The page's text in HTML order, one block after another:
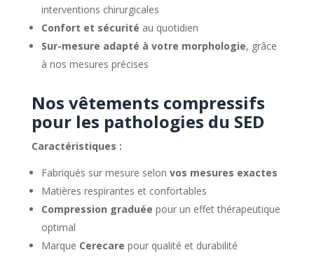
interventions chirurgicales
Confort et sécurité au quotidien
Sur-mesure adapté à votre morphologie, grâce
à nos mesures précises
Nos vêtements compressifs
pour les pathologies du SED
Caractéristiques :
Fabriqués sur mesure selon vos mesures exactes
Matières respirantes et confortables
Compression graduée pour un effet thérapeutique
optimal
Marque Cerecare pour qualité et durabilité